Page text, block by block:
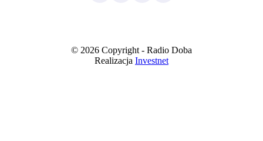
© 2026 Copyright - Radio Doba
Realizacja Investnet